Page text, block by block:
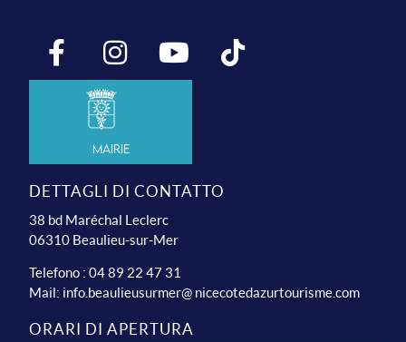
Mairie
DETTAGLI DI CONTATTO
38 bd Maréchal Leclerc
06310 Beaulieu-sur-Mer
Telefono : 04 89 22 47 31
Mail: info.beaulieusurmer@ nicecotedazurtourisme.com
ORARI DI APERTURA